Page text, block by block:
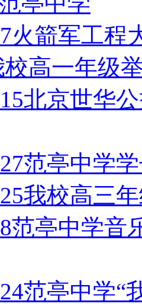
火箭军工程
校高一年级
北京世华
范亭中学
我校高三
范亭中学音
范亭中学“